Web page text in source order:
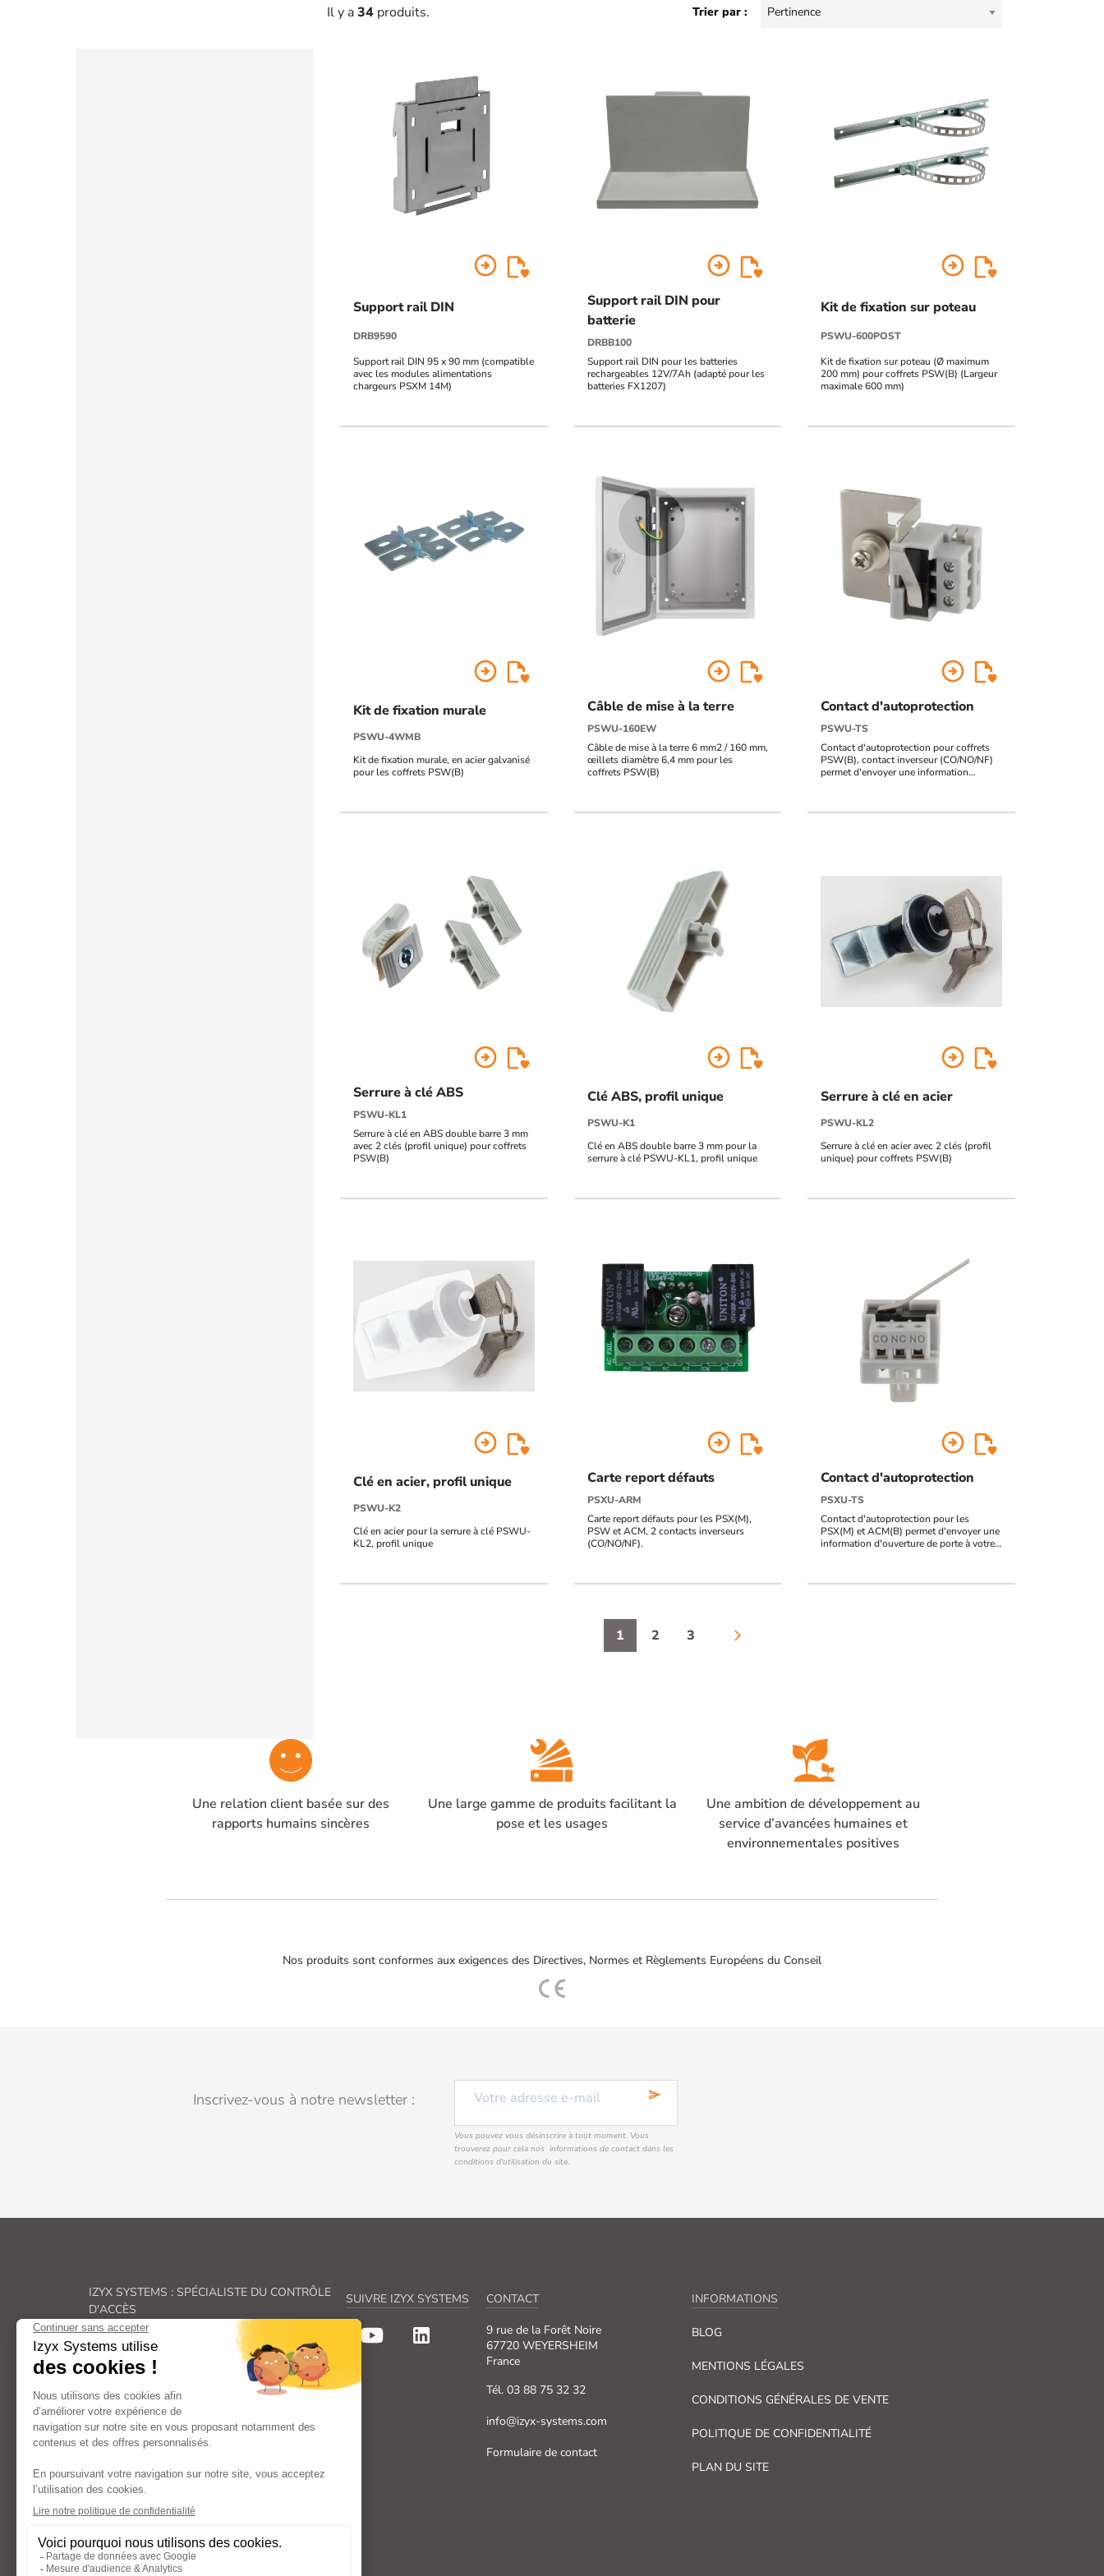
Il y a34 produits. Trier par : Pertinence
arrow_circle_right
Support rail DIN
DRB9590
Support rail DIN 95 x 90 mm (compatible
avec les modules alimentations
chargeurs PSXM 14M)
arrow_circle_right
Support rail DIN pour
batterie
DRBB100
Support rail DIN pour les batteries
rechargeables 12V/7Ah (adapté pour les
batteries FX1207)
arrow_circle_right
Kit de fixation sur poteau
PSWU-600POST
Kit de fixation sur poteau (Ø maximum
200 mm) pour coffrets PSW(B) (Largeur
maximale 600 mm)
arrow_circle_right
Kit de fixation murale
PSWU-4WMB
Kit de fixation murale, en acier galvanisé
pour les coffrets PSW(B)
arrow_circle_right
Câble de mise à la terre
PSWU-160EW
Câble de mise à la terre 6 mm2 / 160 mm,
œillets diamètre 6,4 mm pour les
coffrets PSW(B)
arrow_circle_right
Contact d'autoprotection
PSWU-TS
Contact d'autoprotection pour coffrets
PSW(B), contact inverseur (CO/NO/NF)
permet d'envoyer une information
arrow_circle_right
Serrure à clé ABS
PSWU-KL1
Serrure à clé en ABS double barre 3 mm
avec 2 clés (profil unique) pour coffrets
PSW(B)
arrow_circle_right
Clé ABS, profil unique
PSWU-K1
Clé en ABS double barre 3 mm pour la
serrure à clé PSWU-KL1, profil unique
arrow_circle_right
Serrure à clé en acier
PSWU-KL2
Serrure à clé en acier avec 2 clés (profil
unique) pour coffrets PSW(B)
arrow_circle_right
Clé en acier, profil unique
PSWU-K2
Clé en acier pour la serrure à clé PSWU-
KL2, profil unique
arrow_circle_right
Carte report défauts
PSXU-ARM
Carte report défauts pour les PSX(M),
PSW et ACM, 2 contacts inverseurs
(CO/NO/NF).
arrow_circle_right
Contact d'autoprotection
PSXU-TS
Contact d'autoprotection pour les
PSX(M) et ACM(B) permet d'envoyer une
information d'ouverture de porte à votre
1 2 3 arrow_forward_ios
Une relation client basée sur des
rapports humains sincères
Une large gamme de produits facilitant la
pose et les usages
Une ambition de développement au
service d’avancées humaines et
environnementales positives
Nos produits sont conformes aux exigences des Directives, Normes et Règlements Européens du Conseil
Inscrivez-vous à notre newsletter : send
Vous pouvez vous désinscrire à tout moment. Vous
trouverez pour cela nos informations de contact dans les
conditions d'utilisation du site.
IZYX SYSTEMS : SPÉCIALISTE DU CONTRÔLE
D'ACCÈS
Véritable spécialiste du
contrôle des accès, Izyx
Systemsfabrique une gamme complète de
solutions deverrouillage électrique et de
sécurité électronique
De lagâche électrique ventouse pour
porteen passant par les
alimentations électriques déclencheurs
manuels: nos familles de produits couvrent
l’ensemble des aspects liés au
sécurité des portes
Avec un engagement constant dans la recherche
composants (serrure électrique, bouton
verrouillage à la pointe de l’innovation, fiables,
faciles à poser et à utiliser.
SUIVRE IZYX SYSTEMS
CONTACT
9 rue de la Forêt Noire
67720 WEYERSHEIM
France
Tél. 03 88 75 32 32
info@izyx-systems.com
Formulaire de contact
INFORMATIONS
BLOG
MENTIONS LÉGALES
CONDITIONS GÉNÉRALES DE VENTE
POLITIQUE DE CONFIDENTIALITÉ
PLAN DU SITE